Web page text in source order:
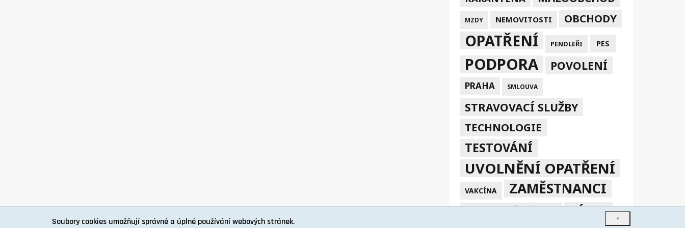
MZDY NEMOVITOSTI OBCHODY
OPATŘENÍ PENDLEŘI PES
PODPORA POVOLENÍ
PRAHA SMLOUVA
STRAVOVACÍ SLUŽBY
TECHNOLOGIE
TESTOVÁNÍ
UVOLNĚNÍ OPATŘENÍ
VAKCÍNA ZAMĚSTNANCI
ZÁKAZ
×
Soubory cookies umožňují správné a úplné používání webových stránek.